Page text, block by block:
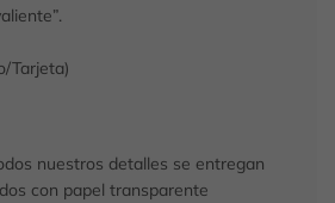
Tarjeta)
nuestros detalles se entregan
con papel transparente